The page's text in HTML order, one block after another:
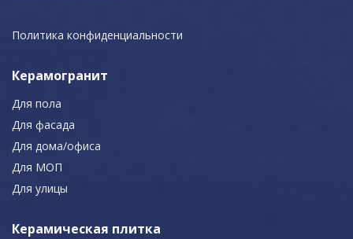
Политика конфиденциальности
Керамогранит
Для пола
Для фасада
Для дома/офиса
Для МОП
Для улицы
Керамическая плитка